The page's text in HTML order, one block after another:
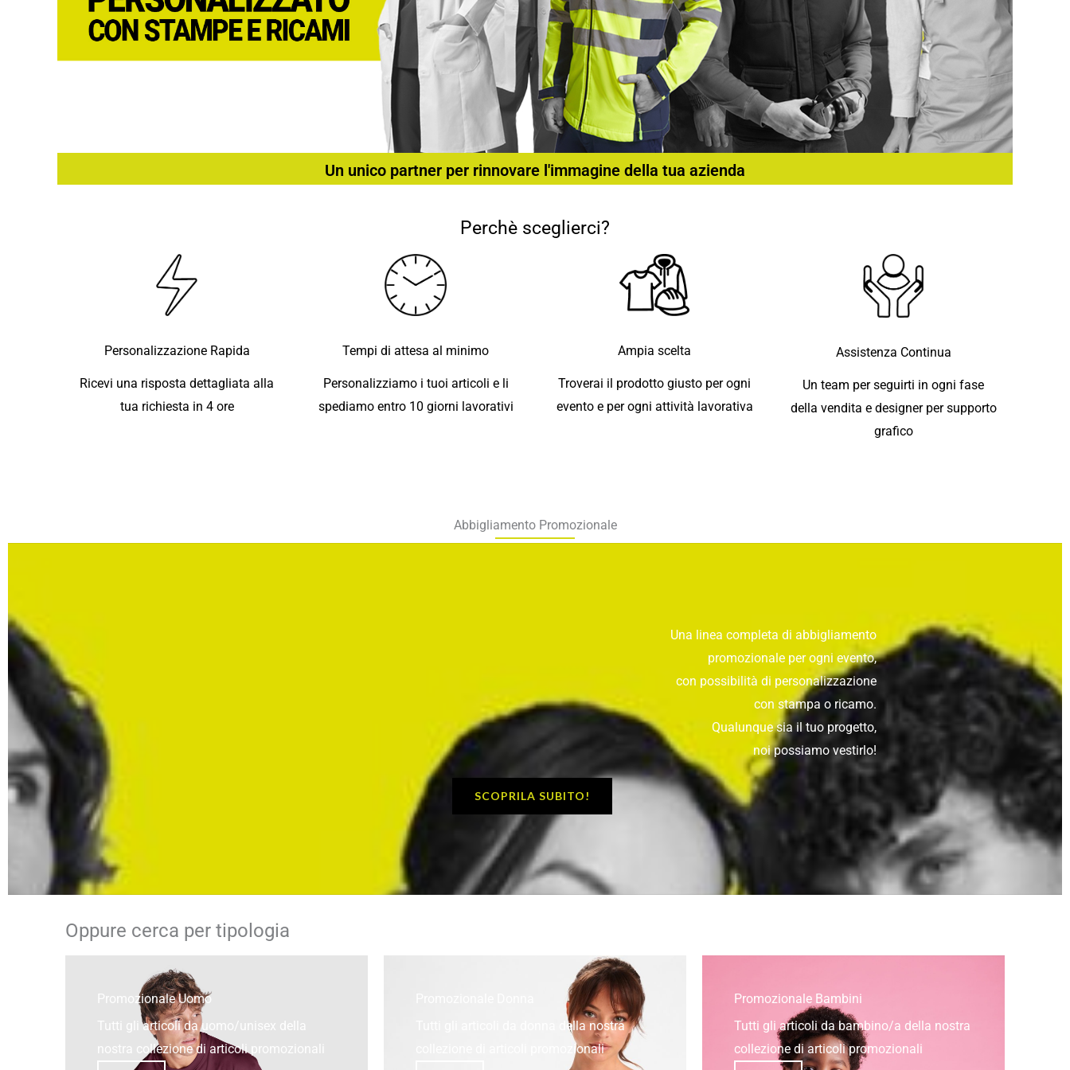
Un unico partner per rinnovare l'immagine della tua azienda
Perchè sceglierci?
Personalizzazione Rapida
Ricevi una risposta dettagliata alla
tua richiesta in 4 ore
Tempi di attesa al minimo
Personalizziamo i tuoi articoli e li
spediamo entro 10 giorni lavorativi
Ampia scelta
Troverai il prodotto giusto per ogni
evento e per ogni attività lavorativa
Assistenza Continua
Un team per seguirti in ogni fase
della vendita e designer per supporto
grafico
Abbigliamento Promozionale
Una linea completa di abbigliamento
promozionale per ogni evento,
con possibilità di personalizzazione
con stampa o ricamo.
Qualunque sia il tuo progetto,
noi possiamo vestirlo!
SCOPRILA SUBITO!
Oppure cerca per tipologia
Promozionale Uomo
Tutti gli articoli da uomo/unisex della
nostra collezione di articoli promozionali
Tutti gli articoli da donna della nostra
collezione di articoli promozionali
Promozionale Bambini
Tutti gli articoli da bambino/a della nostra
collezione di articoli promozionali